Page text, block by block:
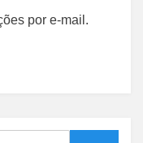
por e-mail.